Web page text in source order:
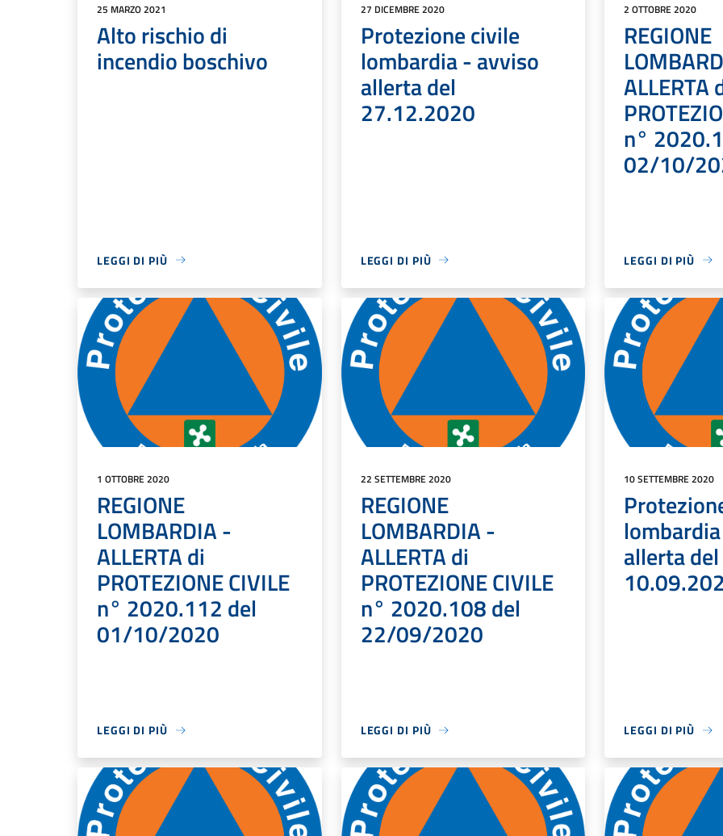
25 MARZO 2021
Alto rischio di
incendio boschivo
LEGGI DI PIÙ
27 DICEMBRE 2020
Protezione civile
lombardia - avviso
allerta del
27.12.2020
LEGGI DI PIÙ
2 OTTOBRE 2020
REGIONE
ALLERTA
n°
02/10/
LEGGI DI PIÙ
1 OTTOBRE 2020
REGIONE
LOMBARDIA -
ALLERTA di
PROTEZIONE CIVILE
n° 2020.112 del
01/10/2020
LEGGI DI PIÙ
22 SETTEMBRE 2020
REGIONE
LOMBARDIA -
ALLERTA di
PROTEZIONE CIVILE
n° 2020.108 del
22/09/2020
LEGGI DI PIÙ
10 SETTEMBRE 2020
allerta del
LEGGI DI PIÙ